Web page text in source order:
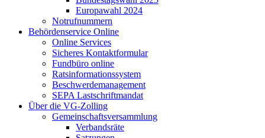
Europawahl 2024
Notrufnummern
Behördenservice Online
Online Services
Sicheres Kontaktformular
Fundbüro online
Ratsinformationssystem
Beschwerdemanagement
SEPA Lastschriftmandat
Über die VG-Zolling
Gemeinschaftsversammlung
Verbandsräte